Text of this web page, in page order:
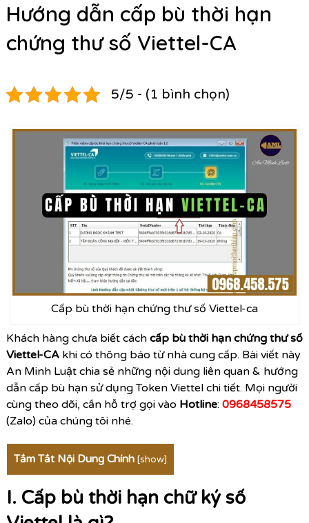
Hướng dẫn cấp bù thời hạn
chứng thư số Viettel-CA
5/5 - (1 bình chọn)
Cấp bù thời hạn chứng thư số Viettel-ca
Khách hàng chưa biết cách cấp bù thời hạn chứng thư số
Viettel-CAkhi có thông báo từ nhà cung cấp. Bài viết này
An Minh Luật chia sẻ những nội dung liên quan & hướng
dẫn cấp bù hạn sử dụng Token Viettel chi tiết. Mọi người
cùng theo dõi, cần hỗ trợ gọi vào Hotline: 0968458575
(Zalo) của chúng tôi nhé.
Tắm Tắt Nội Dung Chính [show]
I. Cấp bù thời hạn chữ ký số